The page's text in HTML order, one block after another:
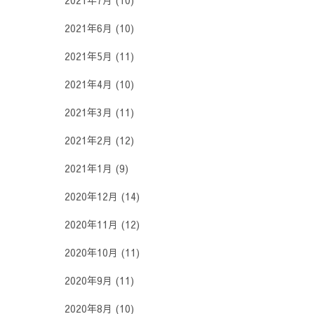
2021年6月 (10)
2021年5月 (11)
2021年4月 (10)
2021年3月 (11)
2021年2月 (12)
2021年1月 (9)
2020年12月 (14)
2020年11月 (12)
2020年10月 (11)
2020年9月 (11)
2020年8月 (10)